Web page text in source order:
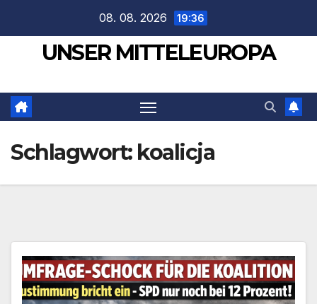
springen
08. 08. 2026 19:36
UNSER MITTELEUROPA
Schlagwort: koalicja